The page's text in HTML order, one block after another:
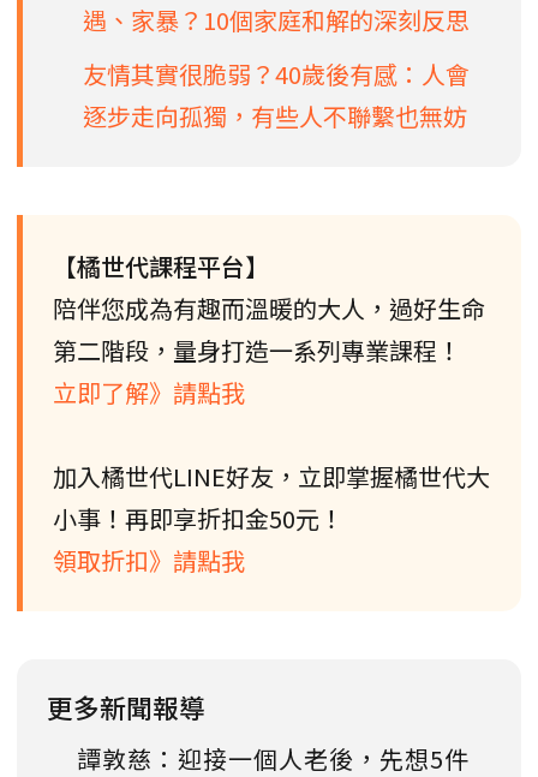
遇、家暴？10個家庭和解的深刻反思
友情其實很脆弱？40歲後有感：人會
逐步走向孤獨，有些人不聯繫也無妨
【橘世代課程平台】
陪伴您成為有趣而溫暖的大人，過好生命
第二階段，量身打造一系列專業課程！
立即了解》請點我
加入橘世代LINE好友，立即掌握橘世代大
小事！再即享折扣金50元！
領取折扣》請點我
更多新聞報導
譚敦慈：迎接一個人老後，先想5件